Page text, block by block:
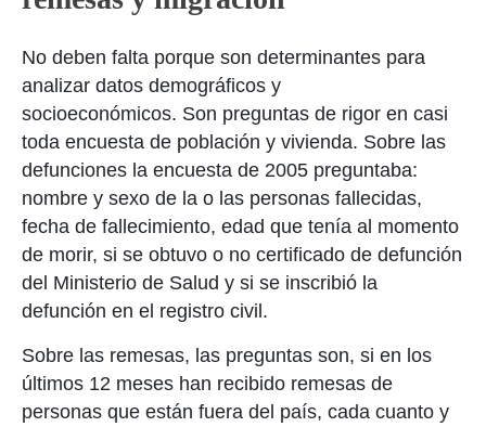
No deben falta porque son determinantes para
analizar datos demográficos y
socioeconómicos. Son preguntas de rigor en casi
toda encuesta de población y vivienda. Sobre las
defunciones la encuesta de 2005 preguntaba:
nombre y sexo de la o las personas fallecidas,
fecha de fallecimiento, edad que tenía al momento
de morir, si se obtuvo o no certificado de defunción
del Ministerio de Salud y si se inscribió la
defunción en el registro civil.
Sobre las remesas, las preguntas son, si en los
últimos 12 meses han recibido remesas de
personas que están fuera del país, cada cuanto y